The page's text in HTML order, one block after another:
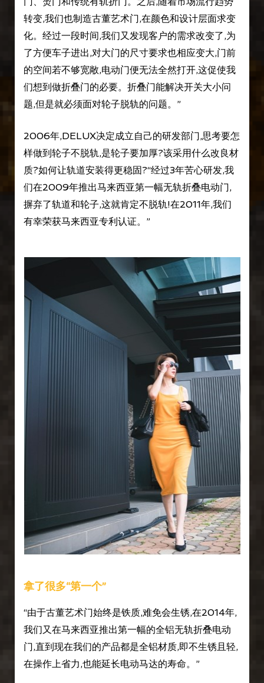
转变,我们也制造古董艺术门,在颜色和设计层面求变
化。经过一段时间,我们又发现客户的需求改变了,为
了方便车子进出,对大门的尺寸要求也相应变大,门前
的空间若不够宽敞,电动门便无法全然打开,这促使我
们想到做折叠门的必要。折叠门能解决开关大小问
题,但是就必须面对轮子脱轨的问题。”
2006年,DELUX决定成立自己的研发部门,思考要怎
样做到轮子不脱轨,是轮子要加厚?该采用什么改良材
质?如何让轨道安装得更稳固?“经过3年苦心研发,我
们在2009年推出马来西亚第一幅无轨折叠电动门,
摒弃了轨道和轮子,这就肯定不脱轨!在2011年,我们
有幸荣获马来西亚专利认证。”
拿了很多“第一个”
“由于古董艺术门始终是铁质,难免会生锈,在2014年,
我们又在马来西亚推出第一幅的全铝无轨折叠电动
门,直到现在我们的产品都是全铝材质,即不生锈且轻,
在操作上省力,也能延长电动马达的寿命。”